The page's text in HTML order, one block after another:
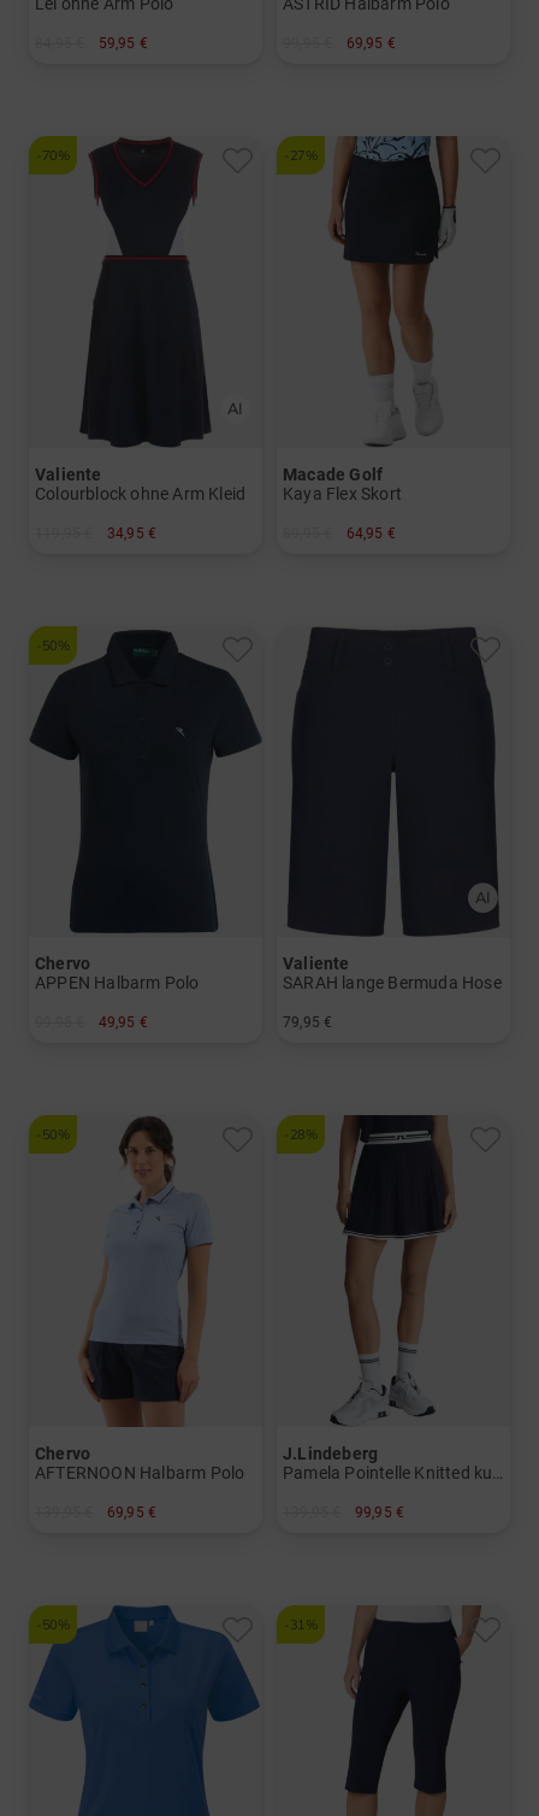
59,95 € 69,95 €
-70%
Valiente
Colourblock ohne Arm Kleid
34,95 €
-27%
Macade Golf
Kaya Flex Skort
64,95 €
-50%
Chervo
APPEN Halbarm Polo
49,95 €
Valiente
SARAH lange Bermuda Hose
79,95 €
-50%
Chervo
AFTERNOON Halbarm Polo
69,95 €
-28%
J.Lindeberg
99,95 €
-50% -31%